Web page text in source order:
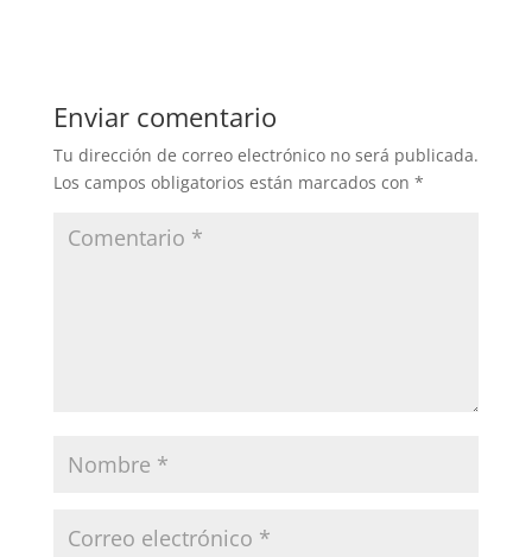
Enviar comentario
Tu dirección de correo electrónico no será publicada.
Los campos obligatorios están marcados con *